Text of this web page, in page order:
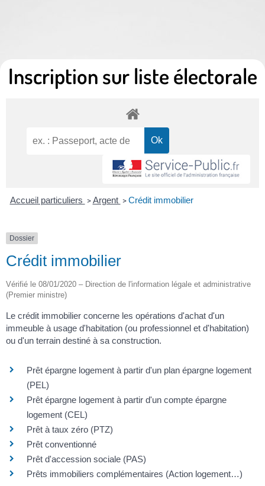
Inscription sur liste électorale
Accueil particuliers > Argent > Crédit immobilier
Dossier
Crédit immobilier
Vérifié le 08/01/2020 – Direction de l'information légale et administrative
(Premier ministre)
Le crédit immobilier concerne les opérations d'achat d'un
immeuble à usage d'habitation (ou professionnel et d'habitation)
ou d'un terrain destiné à sa construction.
Prêt épargne logement à partir d'un plan épargne logement
(PEL)
Prêt épargne logement à partir d'un compte épargne
logement (CEL)
Prêt à taux zéro (PTZ)
Prêt conventionné
Prêt d'accession sociale (PAS)
Prêts immobiliers complémentaires (Action logement…)